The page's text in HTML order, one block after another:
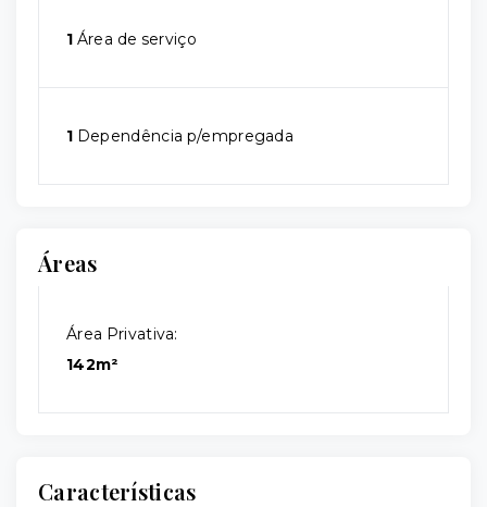
1 Área de serviço
1 Dependência p/empregada
Áreas
Área Privativa:
142m²
Características